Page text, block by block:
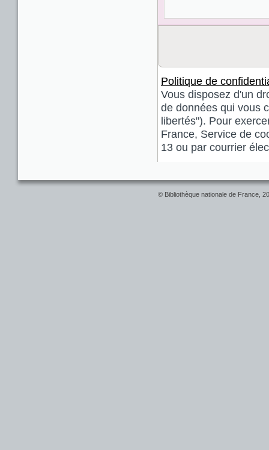
Politique de
Vous disposez d'un
de données qui vous
libertés"). Pour
France, Service de
13 ou par courrier
© Bibliothèque nationale de France,